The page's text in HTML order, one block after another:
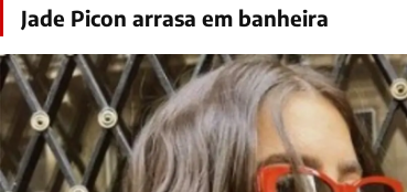
Jade Picon arrasa em banheira